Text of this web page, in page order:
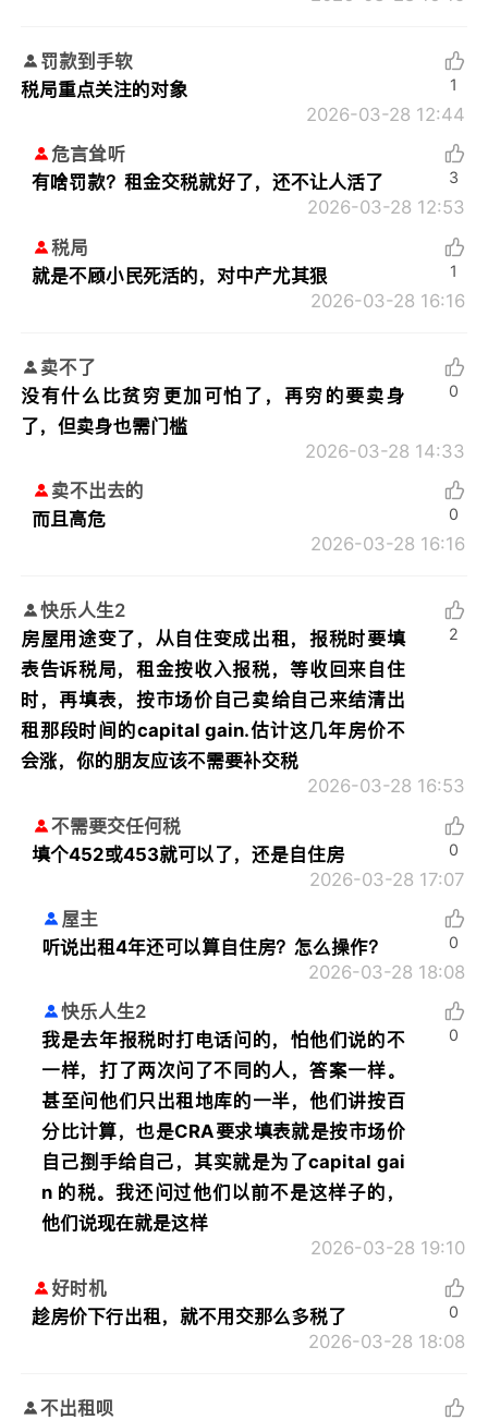
罚款到手软
税局重点关注的对象
2026-03-28 12:44
1
危言耸听
有啥罚款？租金交税就好了，还不让人活了
2026-03-28 12:53
3
税局
就是不顾小民死活的，对中产尤其狠
2026-03-28 16:16
1
卖不了
没有什么比贫穷更加可怕了，再穷的要卖身
了，但卖身也需门槛
2026-03-28 14:33
0
卖不出去的
而且高危
2026-03-28 16:16
0
快乐人生2
房屋用途变了，从自住变成出租，报税时要填
表告诉税局，租金按收入报税，等收回来自住
时，再填表，按市场价自己卖给自己来结清出
租那段时间的capital gain.估计这几年房价不
会涨，你的朋友应该不需要补交税
2026-03-28 16:53
2
不需要交任何税
填个452或453就可以了，还是自住房
2026-03-28 17:07
0
屋主
听说出租4年还可以算自住房？怎么操作？
2026-03-28 18:08
0
快乐人生2
我是去年报税时打电话问的，怕他们说的不
一样，打了两次问了不同的人，答案一样。
甚至问他们只出租地库的一半，他们讲按百
分比计算，也是CRA要求填表就是按市场价
自己捯手给自己，其实就是为了capital gai
n 的税。我还问过他们以前不是这样子的，
他们说现在就是这样
2026-03-28 19:10
0
好时机
趁房价下行出租，就不用交那么多税了
2026-03-28 18:08
0
不出租呗